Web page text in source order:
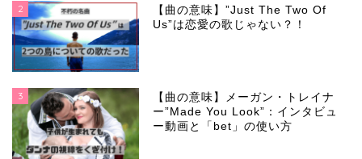
2
【曲の意味】”Just The Two Of
Us”は恋愛の歌じゃない？！
3
【曲の意味】メーガン・トレイナ
ー”Made You Look”：インタビュ
ー動画と「bet」の使い方